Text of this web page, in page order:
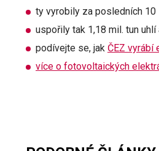
ty vyrobily za posledních
uspořily tak 1,18 mil. tun uhlí
podívejte se, jak ČEZ vyrábí
více o fotovoltaických